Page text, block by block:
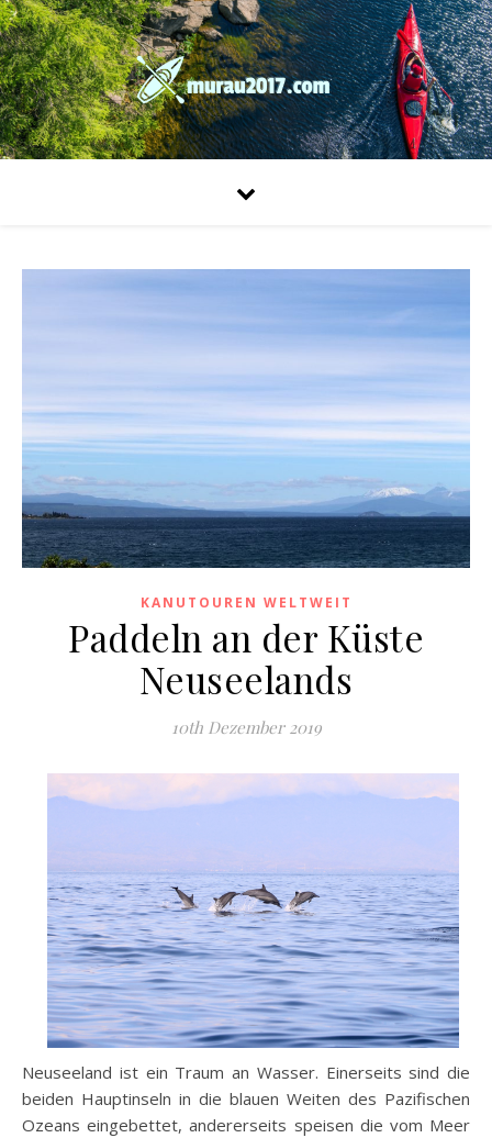
KANUTOUREN WELTWEIT
Paddeln an der Küste
Neuseelands
10th Dezember 2019
Neuseeland ist ein Traum an Wasser. Einerseits sind die
beiden Hauptinseln in die blauen Weiten des Pazifischen
Ozeans eingebettet, andererseits speisen die vom Meer